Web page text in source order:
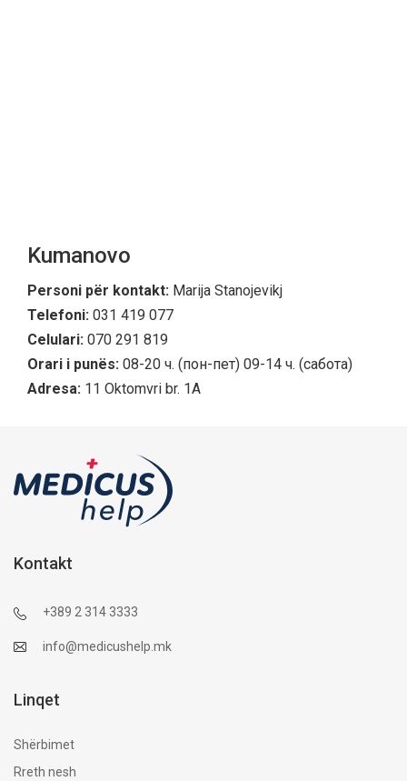
Kumanovo
Personi për kontakt: Marija Stanojevikj
Telefoni: 031 419 077
Celulari: 070 291 819
Orari i punës: 08-20 ч. (пон-пет) 09-14 ч. (сабота)
Adresa: 11 Oktomvri br. 1A
Kontakt
+389 2 314 3333
info@medicushelp.mk
Linqet
Shërbimet
Rreth nesh